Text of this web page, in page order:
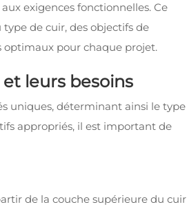
exigences fonctionnelles. Ce
de cuir, des objectifs de
optimaux pour chaque projet.
leurs besoins
uniques, déterminant ainsi le type
appropriés, il est important de
de la couche supérieure du cuir